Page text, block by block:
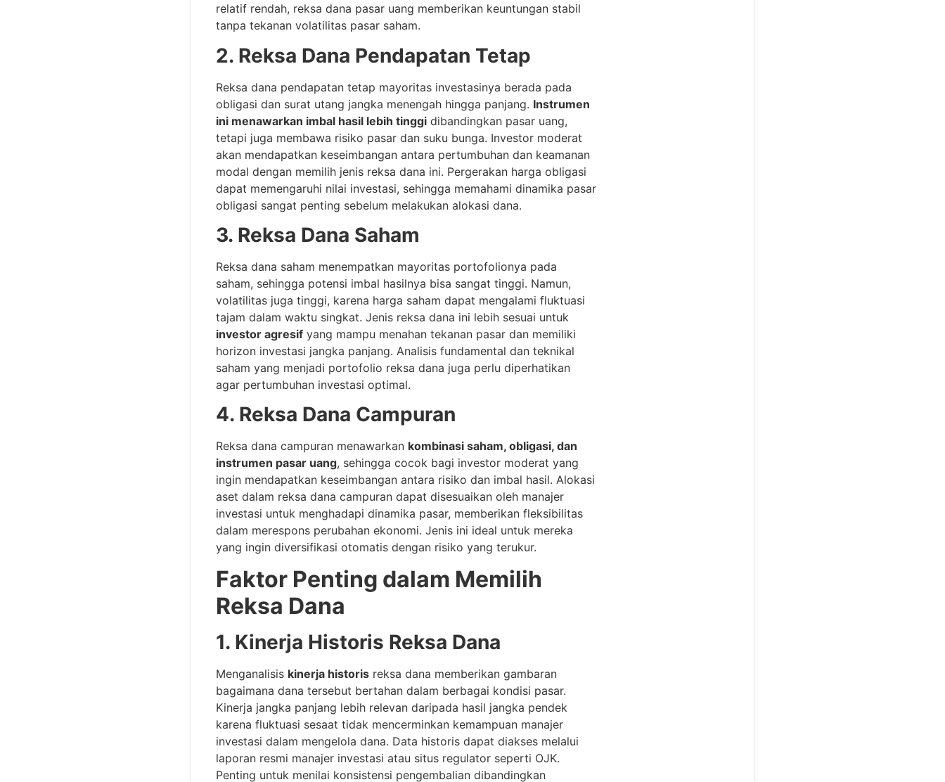
relatif rendah, reksa dana pasar uang memberikan keuntungan stabil
tanpa tekanan volatilitas pasar saham.
2. Reksa Dana Pendapatan Tetap
Reksa dana pendapatan tetap mayoritas investasinya berada pada
obligasi dan surat utang jangka menengah hingga panjang. Instrumen
ini menawarkan imbal hasil lebih tinggi dibandingkan pasar uang,
tetapi juga membawa risiko pasar dan suku bunga. Investor moderat
akan mendapatkan keseimbangan antara pertumbuhan dan keamanan
modal dengan memilih jenis reksa dana ini. Pergerakan harga obligasi
dapat memengaruhi nilai investasi, sehingga memahami dinamika pasar
obligasi sangat penting sebelum melakukan alokasi dana.
3. Reksa Dana Saham
Reksa dana saham menempatkan mayoritas portofolionya pada
saham, sehingga potensi imbal hasilnya bisa sangat tinggi. Namun,
volatilitas juga tinggi, karena harga saham dapat mengalami fluktuasi
tajam dalam waktu singkat. Jenis reksa dana ini lebih sesuai untuk
investor agresif yang mampu menahan tekanan pasar dan memiliki
horizon investasi jangka panjang. Analisis fundamental dan teknikal
saham yang menjadi portofolio reksa dana juga perlu diperhatikan
agar pertumbuhan investasi optimal.
4. Reksa Dana Campuran
Reksa dana campuran menawarkan kombinasi saham, obligasi, dan
instrumen pasar uang, sehingga cocok bagi investor moderat yang
ingin mendapatkan keseimbangan antara risiko dan imbal hasil. Alokasi
aset dalam reksa dana campuran dapat disesuaikan oleh manajer
investasi untuk menghadapi dinamika pasar, memberikan fleksibilitas
dalam merespons perubahan ekonomi. Jenis ini ideal untuk mereka
yang ingin diversifikasi otomatis dengan risiko yang terukur.
Faktor Penting dalam Memilih
Reksa Dana
1. Kinerja Historis Reksa Dana
Menganalisis kinerja historis reksa dana memberikan gambaran
bagaimana dana tersebut bertahan dalam berbagai kondisi pasar.
Kinerja jangka panjang lebih relevan daripada hasil jangka pendek
karena fluktuasi sesaat tidak mencerminkan kemampuan manajer
investasi dalam mengelola dana. Data historis dapat diakses melalui
laporan resmi manajer investasi atau situs regulator seperti OJK.
Penting untuk menilai konsistensi pengembalian dibandingkan